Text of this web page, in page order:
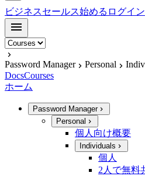
ビジネスセールス始める ログイン
Password Manager Personal
DocsCourses
ホーム
Password Manager
Personal
個人向け概要
Individuals
個人
2人で無料